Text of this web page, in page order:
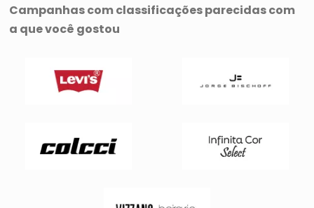
Campanhas com classificações parecidas com
a que você gostou